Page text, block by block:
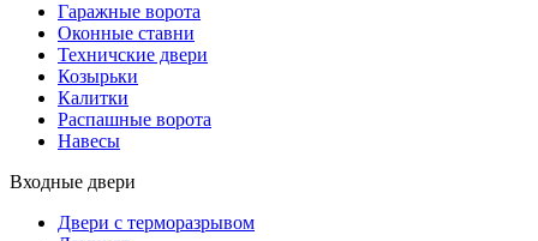
Гаражные ворота
Оконные ставни
Техничские двери
Козырьки
Калитки
Распашные ворота
Навесы
Входные двери
Двери с терморазрывом